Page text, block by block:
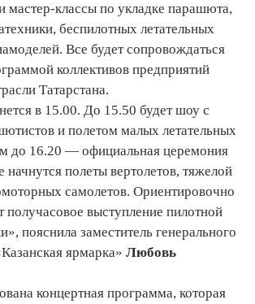
мастер-классы по укладке парашюта,
беспилотных летательных
Все будет сопровождаться
коллективов предприятий
Татарстана.
в 15.00. До 15.50 будет шоу с
и полетом малых летательных
до 16.20 — официальная церемония
начнутся полеты вертолетов, тяжелой
самолетов. Ориентировочно
получасовое выступление пилотной
пояснила заместитель генерального
ярмарка» Любовь
концертная программа, которая